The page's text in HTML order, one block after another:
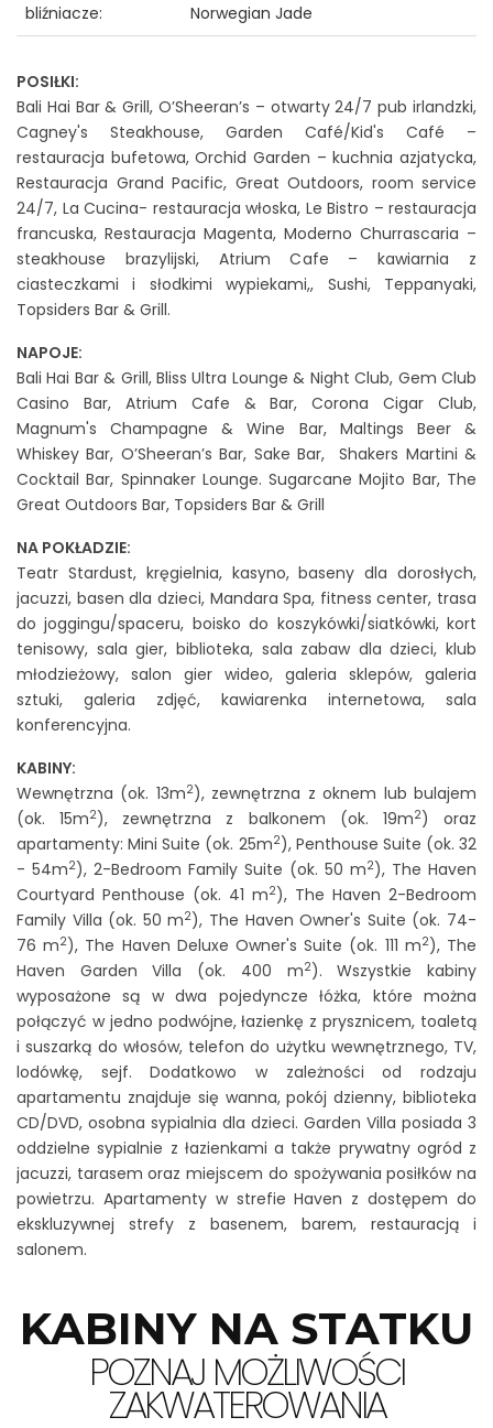
bliźniacze:
Norwegian Jade
POSIŁKI:
Bali Hai Bar & Grill, O’Sheeran’s – otwarty 24/7 pub irlandzki,
Cagney's Steakhouse, Garden Café/Kid's Café –
restauracja bufetowa, Orchid Garden – kuchnia azjatycka,
Restauracja Grand Pacific, Great Outdoors, room service
24/7, La Cucina- restauracja włoska, Le Bistro – restauracja
francuska, Restauracja Magenta, Moderno Churrascaria –
steakhouse brazylijski, Atrium Cafe – kawiarnia z
ciasteczkami i słodkimi wypiekami,, Sushi, Teppanyaki,
Topsiders Bar & Grill.
NAPOJE:
Bali Hai Bar & Grill, Bliss Ultra Lounge & Night Club, Gem Club
Casino Bar, Atrium Cafe & Bar, Corona Cigar Club,
Magnum's Champagne & Wine Bar, Maltings Beer &
Whiskey Bar, O’Sheeran’s Bar, Sake Bar, Shakers Martini &
Cocktail Bar, Spinnaker Lounge. Sugarcane Mojito Bar, The
Great Outdoors Bar, Topsiders Bar & Grill
NA POKŁADZIE:
Teatr Stardust, kręgielnia, kasyno, baseny dla dorosłych,
jacuzzi, basen dla dzieci, Mandara Spa, fitness center, trasa
do joggingu/spaceru, boisko do koszykówki/siatkówki, kort
tenisowy, sala gier, biblioteka, sala zabaw dla dzieci, klub
młodzieżowy, salon gier wideo, galeria sklepów, galeria
sztuki, galeria zdjęć, kawiarenka internetowa, sala
konferencyjna.
KABINY:
Wewnętrzna (ok. 13m2), zewnętrzna z oknem lub bulajem
(ok. 15m2), zewnętrzna z balkonem (ok. 19m2) oraz
apartamenty: Mini Suite (ok. 25m2), Penthouse Suite (ok. 32
- 54m2), 2-Bedroom Family Suite (ok. 50 m2), The Haven
Courtyard Penthouse (ok. 41 m2), The Haven 2-Bedroom
Family Villa (ok. 50 m2), The Haven Owner's Suite (ok. 74-
76 m2), The Haven Deluxe Owner's Suite (ok. 111 m2), The
Haven Garden Villa (ok. 400 m2). Wszystkie kabiny
wyposażone są w dwa pojedyncze łóżka, które można
połączyć w jedno podwójne, łazienkę z prysznicem, toaletą
i suszarką do włosów, telefon do użytku wewnętrznego, TV,
lodówkę, sejf. Dodatkowo w zależności od rodzaju
apartamentu znajduje się wanna, pokój dzienny, biblioteka
CD/DVD, osobna sypialnia dla dzieci. Garden Villa posiada 3
oddzielne sypialnie z łazienkami a także prywatny ogród z
jacuzzi, tarasem oraz miejscem do spożywania posiłków na
powietrzu. Apartamenty w strefie Haven z dostępem do
ekskluzywnej strefy z basenem, barem, restauracją i
salonem.
KABINY NA STATKU
POZNAJ MOŻLIWOŚCI
ZAKWATEROWANIA